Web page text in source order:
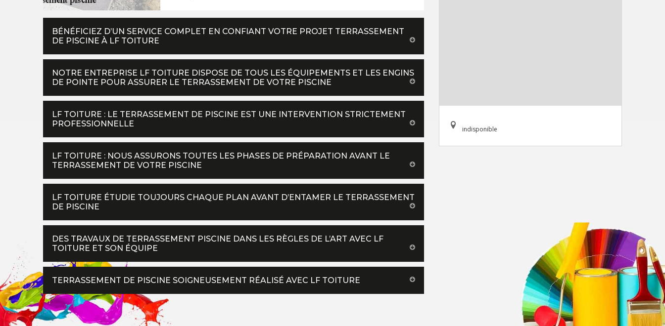
BÉNÉFICIEZ D’UN SERVICE COMPLET EN CONFIANT VOTRE PROJET TERRASSEMENT
DE PISCINE À LF TOITURE
NOTRE ENTREPRISE LF TOITURE DISPOSE DE TOUS LES ÉQUIPEMENTS ET LES ENGINS
DE POINTE POUR ASSURER LE TERRASSEMENT DE VOTRE PISCINE
LF TOITURE : LE TERRASSEMENT DE PISCINE EST UNE INTERVENTION STRICTEMENT
PROFESSIONNELLE
LF TOITURE : NOUS ASSURONS TOUTES LES PHASES DE PRÉPARATION AVANT LE
TERRASSEMENT DE VOTRE PISCINE
LF TOITURE ÉTUDIE TOUJOURS CHAQUE PLAN AVANT D’ENTAMER LE TERRASSEMENT
DE PISCINE
DES TRAVAUX DE TERRASSEMENT PISCINE DANS LES RÈGLES DE L’ART AVEC LF
TOITURE ET SON ÉQUIPE
TERRASSEMENT DE PISCINE SOIGNEUSEMENT RÉALISÉ AVEC LF TOITURE
indisponible